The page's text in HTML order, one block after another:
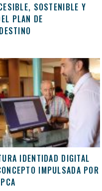
SOSTENIBLE Y
PLAN DE
IDENTIDAD DIGITAL
IMPULSADA POR